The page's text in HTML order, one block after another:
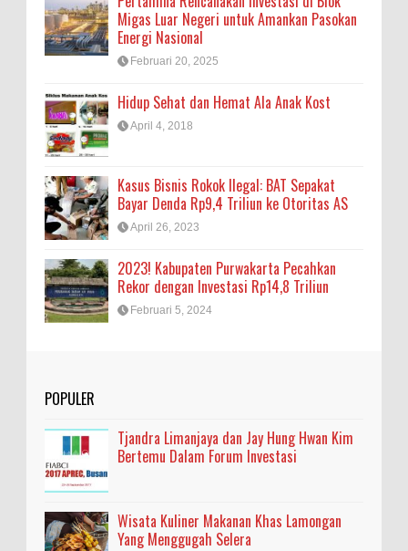
Migas Luar Negeri untuk Amankan Pasokan
Energi Nasional
Februari 20, 2025
Hidup Sehat dan Hemat Ala Anak Kost
April 4, 2018
Kasus Bisnis Rokok Ilegal: BAT Sepakat
Bayar Denda Rp9,4 Triliun ke Otoritas AS
April 26, 2023
2023! Kabupaten Purwakarta Pecahkan
Rekor dengan Investasi Rp14,8 Triliun
Februari 5, 2024
POPULER
Tjandra Limanjaya dan Jay Hung Hwan Kim
Bertemu Dalam Forum Investasi
Wisata Kuliner Makanan Khas Lamongan
Yang Menggugah Selera